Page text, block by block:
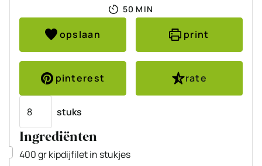
50 MINUTEN
MIN
opslaan print
pinterest
rate
stuks
Ingrediënten
▢
400grkipdijfiletin stukjes